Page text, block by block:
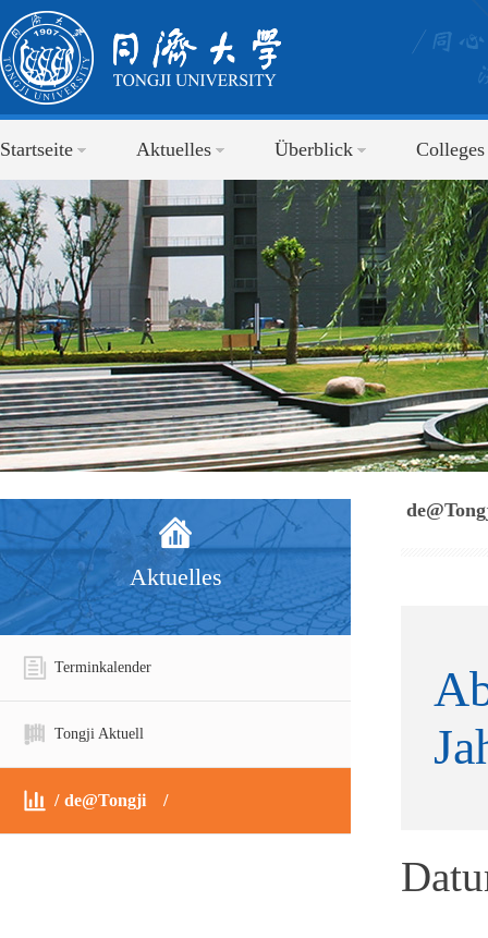
Startseite Aktuelles Überblick Colleges
Aktuelles
Terminkalender
Tongji Aktuell
de@Tongji